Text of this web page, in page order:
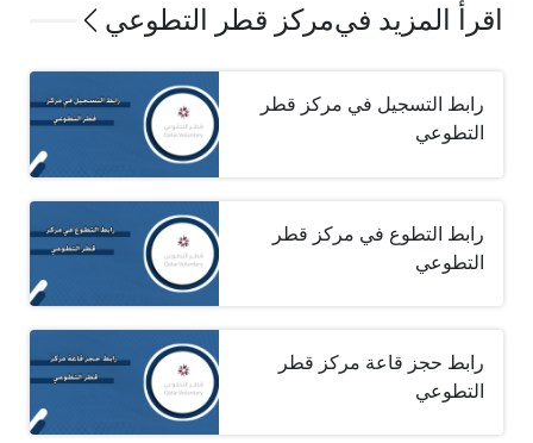
اقرأ المزيد فيمركز قطر التطوعي
رابط التسجيل في مركز قطر
التطوعي
رابط التطوع في مركز قطر
التطوعي
رابط حجز قاعة مركز قطر
التطوعي